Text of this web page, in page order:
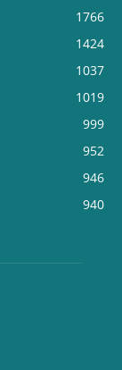
1766
1424
1037
1019
999
952
946
940